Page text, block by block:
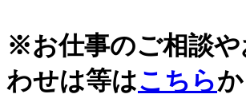
※お仕事のご相談や
わせは等はこちら
広報誌、新聞媒体
ウェブ媒体
その他いろいろ
エンタメ・トレンド
2016年
2015年